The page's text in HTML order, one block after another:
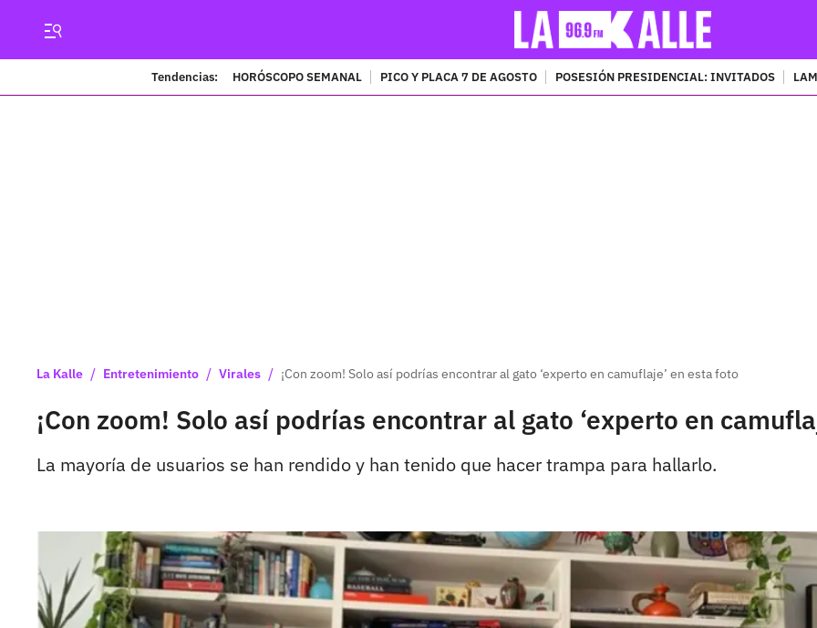
Tendencias: HORÓSCOPO SEMANAL PICO Y PLACA 7 DE AGOSTO POSESIÓN PRESIDENCIAL: INVITADOS
La Kalle / Entretenimiento / Virales / ¡Con zoom! Solo así podrías encontrar al gato ‘experto en camuflaje’ en esta foto
¡Con zoom! Solo así podrías encontrar al gato ‘experto en
La mayoría de usuarios se han rendido y han tenido que hacer trampa para hallarlo.